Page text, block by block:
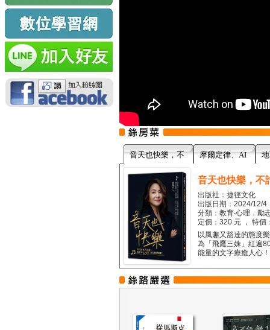
音天也快樂，不 摩爾定律、AI
音天也快樂，不
出版社：捷徑文化
出版日期：2024/12/4
分類：教育‧心理．勵
定價：320 元 ， 特價
以風趣又豁達的態度
為「飛鷹三姝」紅遍
能量的文字療癒人心